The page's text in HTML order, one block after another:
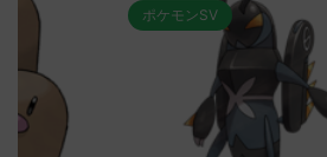
ポケモンSV